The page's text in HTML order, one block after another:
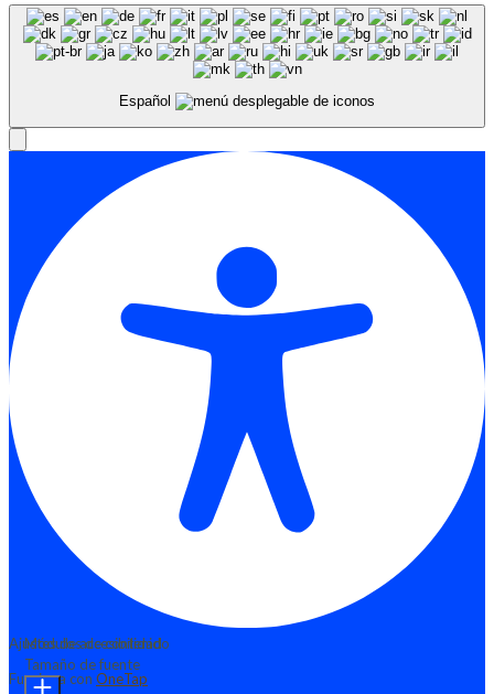
Español
Ajustes de accesibilidad
Funciona con OneTap
Módulos de contenido
Tamaño de fuente